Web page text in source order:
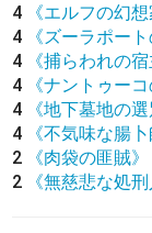
4
《エルフの幻想
4
《ズーラポー
4
《捕らわれの宿
4
《ナントゥーコ
4
《地下墓地の選
4
《不気味な腸卜
2
《肉袋の匪賊》
2
《無慈悲な処刑